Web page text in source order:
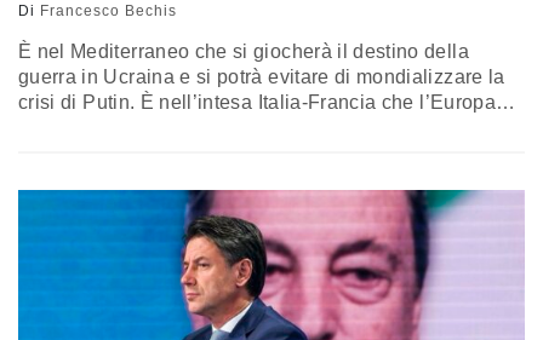
Di Francesco Bechis
È nel Mediterraneo che si giocherà il destino della
guerra in Ucraina e si potrà evitare di mondializzare la
crisi di Putin. È nell’intesa Italia-Francia che l’Europa